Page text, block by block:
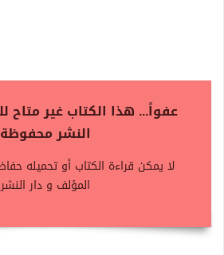
عفواً... هذا الكتاب غير متاح
النشر محفوظة
لا يمكن قراءة الكتاب أو تحميله
المؤلف و دار النشر